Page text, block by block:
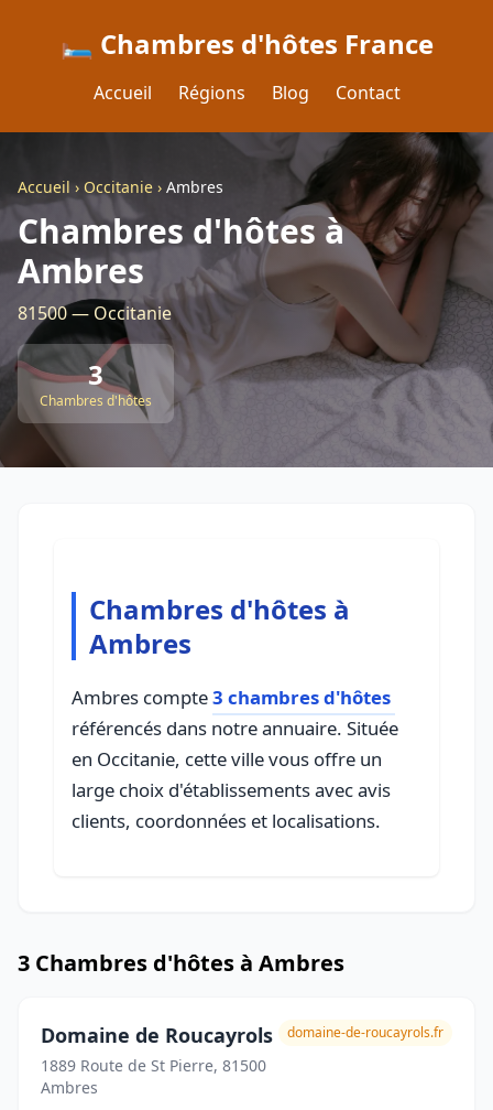
🛏️ Chambres d'hôtes France
Accueil Régions Blog Contact
Accueil › Occitanie › Ambres
Chambres d'hôtes à
Ambres
81500 — Occitanie
3
Chambres d'hôtes
Chambres d'hôtes à
Ambres
Ambres compte3 chambres d'hôtes
référencés dans notre annuaire. Située
en Occitanie, cette ville vous offre un
large choix d'établissements avec avis
clients, coordonnées et localisations.
3 Chambres d'hôtes à Ambres
Domaine de Roucayrols
1889 Route de St Pierre, 81500
Ambres
domaine-de-roucayrols.fr